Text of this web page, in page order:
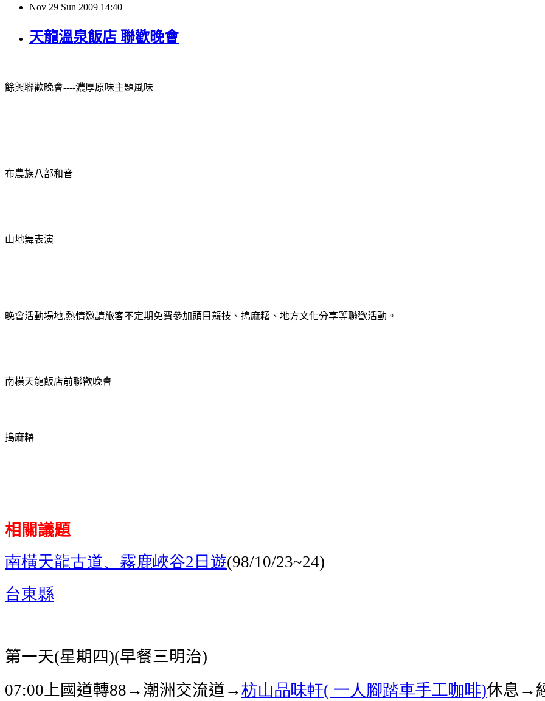
Nov 29 Sun 2009 14:40
天龍溫泉飯店 聯歡晚會
餘興聯歡晚會----濃厚原味主題風味
布農族八部和音
山地舞表演
晚會活動場地,熱情邀請旅客不定期免費參加頭目競技、搗麻糬、地方文化分享等聯歡活動。
南橫天龍飯店前聯歡晚會
搗麻糬
相關議題
南橫天龍古道、霧鹿峽谷2 日遊(98/10/23~24)
台東縣
第一天(星期四)(早餐三明治)
07:00上國道轉88 →潮洲交流道→枋山品味軒( 一人腳踏車手工咖啡)休息→